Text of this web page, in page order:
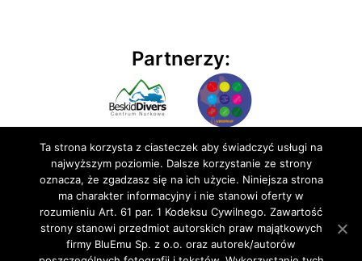
Partnerzy:
© 2020 BluEmu sp. z o.o. Wszelkie prawa zastrzeżone
Ta strona korzysta z ciasteczek aby świadczyć usługi na
najwyższym poziomie. Dalsze korzystanie ze strony
oznacza, że zgadzasz się na ich użycie. Niniejsza strona
ma charakter informacyjny i nie stanowi oferty w
rozumieniu Art. 61 par. 1 Kodeksu Cywilnego. Zawartość
strony stanowi przedmiot autorskich praw majątkowych
firmy BluEmu Sp. z o.o. oraz autorek/autorów